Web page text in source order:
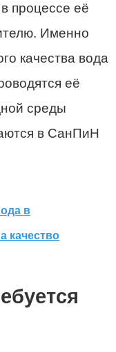
процессе её
Именно
качества вода
её
среды
в СанПиН
в
качество